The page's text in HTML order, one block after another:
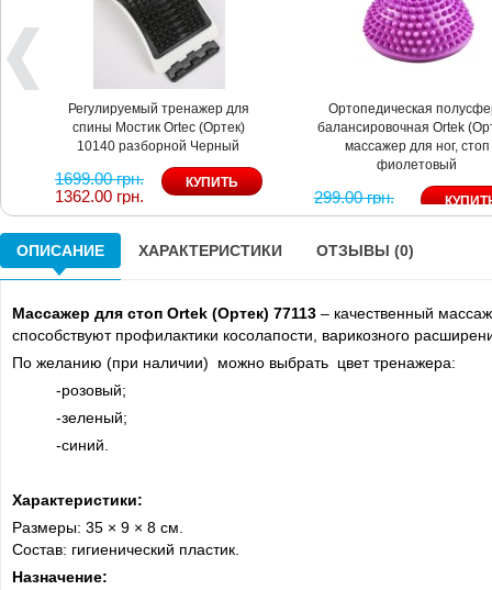
Регулируемый тренажер для
спины Мостик Ortec (Ортек)
10140 разборной Черный
1699.00 грн.
1362.00 грн.
Ортопедическая
балансировочная Ortek
массажер для ног, стоп
фиолетовый
299.00 грн.
269.00 грн.
ОПИСАНИЕ ХАРАКТЕРИСТИКИ ОТЗЫВЫ (0)
Массажер для стоп Ortek (Ортек) 77113 – качественный
способствуют профилактики косолапости, варикозного
По желанию (при наличии) можно выбрать цвет тренажера:
-розовый;
-зеленый;
-синий.
Характеристики:
Размеры: 35 × 9 × 8 см.
Состав: гигиенический пластик.
Назначение: